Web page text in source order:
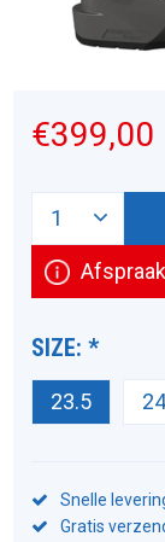
€399,00
SIZE:*
23.5
Snelle
Gratis